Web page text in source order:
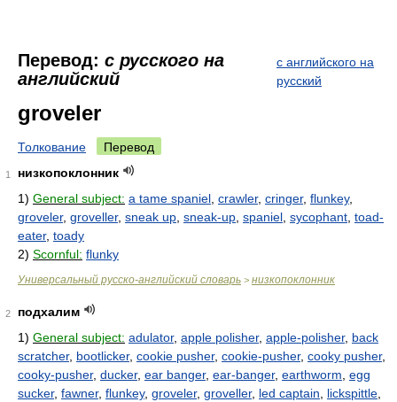
Перевод: с русского на
английский
с английского на
русский
groveler
Толкование Перевод
1
низкопоклонник
1) General subject: a tame spaniel crawler, cringer, flunkey,
groveler, groveller, sneak up sneak-up spaniel sycophant toad-
eater, toady
2) Scornful: flunky
Универсальный русско-английский словарь > низкопоклонник
2
подхалим
1) General subject: adulator, apple polisher, apple-polisher, back
scratcher, bootlicker, cookie pusher, cookie-pusher, cooky pusher,
cooky-pusher, ducker, ear banger, ear-banger, earthworm egg
sucker, fawner, flunkey, groveler, groveller, led captain lickspittle